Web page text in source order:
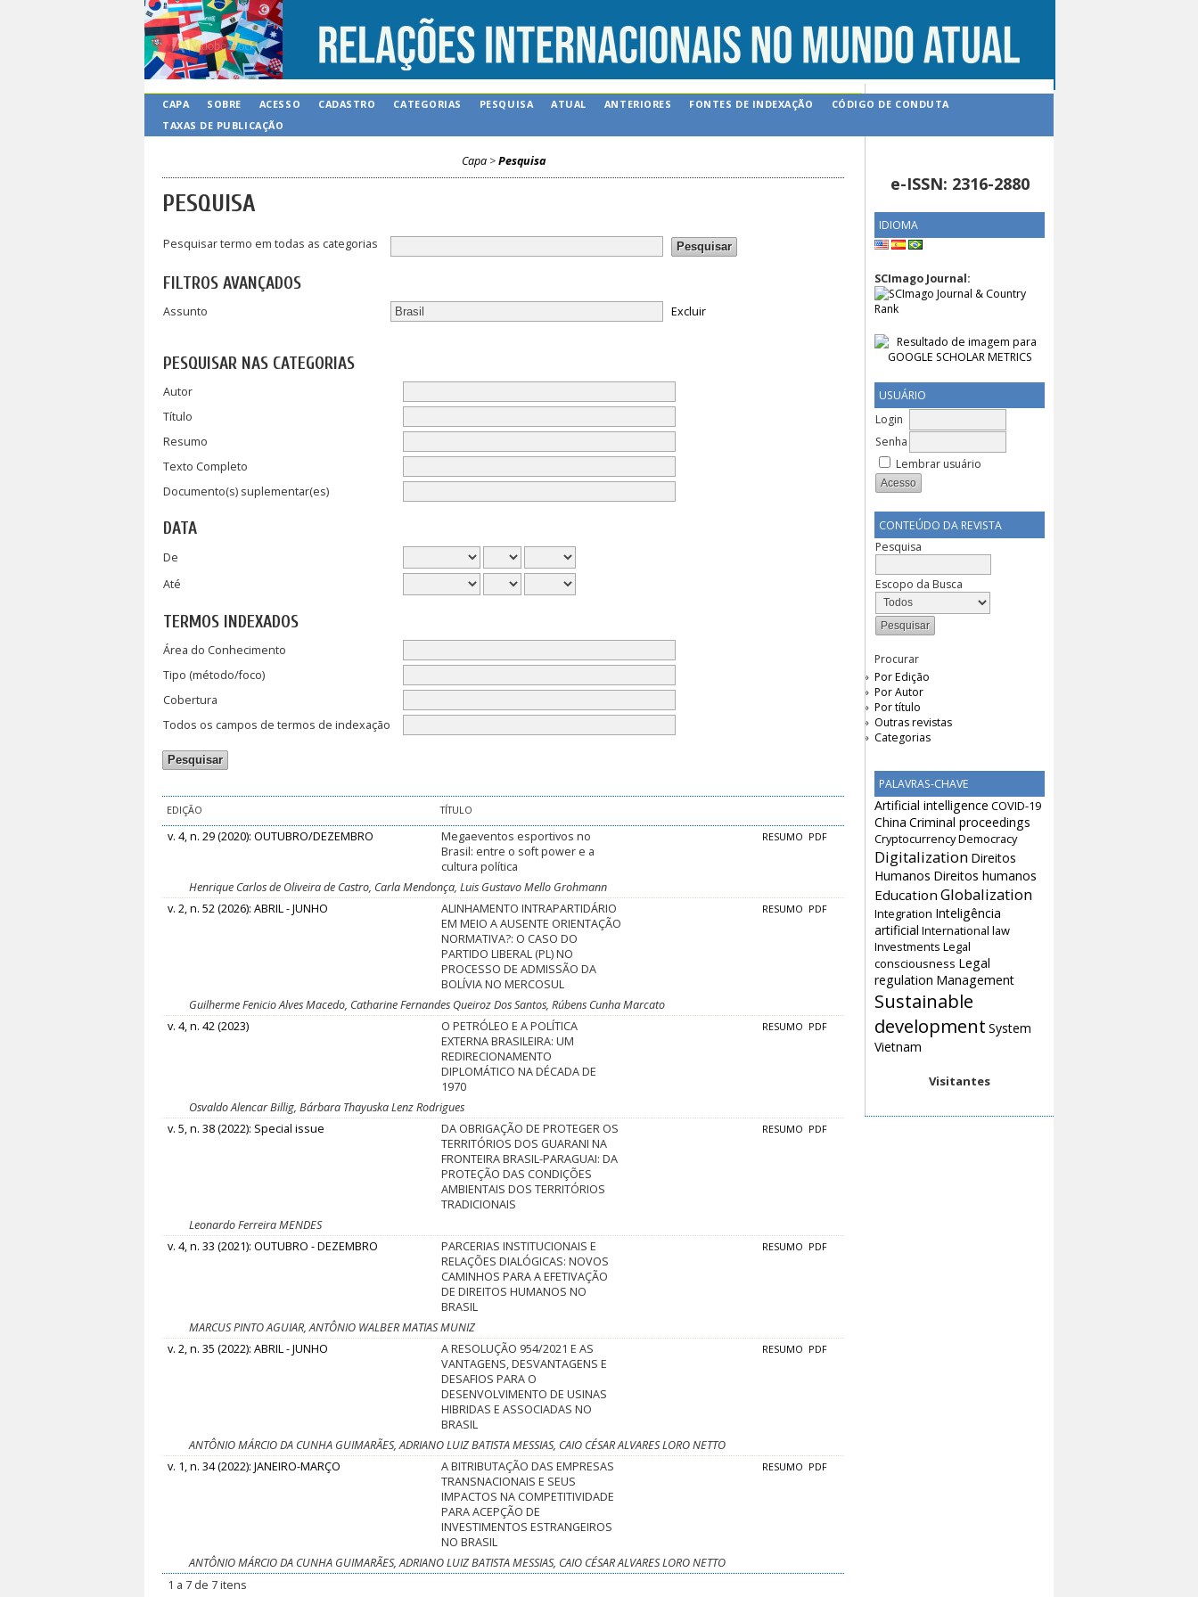
e-ISSN: 2316-2880
IDIOMA
SCImago Journal:
USUÁRIO
Login
Senha
Lembrar usuário
CONTEÚDO DA REVISTA
Pesquisa
Escopo da Busca
Procurar
Por Edição
Por Autor
Por título
Outras revistas
Categorias
PALAVRAS-CHAVE
Artificial intelligence COVID-19
China Criminal proceedings
CryptocurrencyDemocracy
Digitalization Direitos
Humanos Direitos humanos
Education Globalization
Integration Inteligência
artificial International law
Investments Legal
consciousness Legal
regulation Management
Sustainable
development System
Vietnam
Visitantes
CAPA SOBRE ACESSO CADASTRO CATEGORIAS PESQUISA ATUAL ANTERIORES FONTES DE INDEXAÇÃO
CÓDIGO DE CONDUTA
TAXAS DE PUBLICAÇÃO
Capa>Pesquisa
PESQUISA
Pesquisar termo em todas as categorias
FILTROS AVANÇADOS
Assunto Excluir
PESQUISAR NAS CATEGORIAS
Autor
Título
Resumo
Texto Completo
Documento(s) suplementar(es)
DATA
De
Até
TERMOS INDEXADOS
Área do Conhecimento
Tipo (método/foco)
Cobertura
Todos os campos de termos de indexação
EDIÇÃO TÍTULO
v. 4, n. 29 (2020): OUTUBRO/DEZEMBRO
Megaeventos esportivos no
Brasil: entre o soft power e a
cultura política
RESUMO PDF
Henrique Carlos de Oliveira de Castro, Carla Mendonça, Luis Gustavo Mello Grohmann
v. 2, n. 52 (2026): ABRIL - JUNHO
ALINHAMENTO INTRAPARTIDÁRIO
EM MEIO A AUSENTE ORIENTAÇÃO
NORMATIVA?: O CASO DO
PARTIDO LIBERAL (PL) NO
PROCESSO DE ADMISSÃO DA
BOLÍVIA NO MERCOSUL
RESUMO PDF
Guilherme Fenicio Alves Macedo, Catharine Fernandes Queiroz Dos Santos, Rúbens Cunha Marcato
v. 4, n. 42 (2023)
O PETRÓLEO E A POLÍTICA
EXTERNA BRASILEIRA: UM
REDIRECIONAMENTO
DIPLOMÁTICO NA DÉCADA DE
1970
RESUMO PDF
Osvaldo Alencar Billig, Bárbara Thayuska Lenz Rodrigues
v. 5, n. 38 (2022): Special issue
DA OBRIGAÇÃO DE PROTEGER OS
TERRITÓRIOS DOS GUARANI NA
FRONTEIRA BRASIL-PARAGUAI: DA
PROTEÇÃO DAS CONDIÇÕES
AMBIENTAIS DOS TERRITÓRIOS
TRADICIONAIS
RESUMO PDF
Leonardo Ferreira MENDES
v. 4, n. 33 (2021): OUTUBRO - DEZEMBRO
PARCERIAS INSTITUCIONAIS E
RELAÇÕES DIALÓGICAS: NOVOS
CAMINHOS PARA A EFETIVAÇÃO
DE DIREITOS HUMANOS NO
BRASIL
RESUMO PDF
MARCUS PINTO AGUIAR, ANTÔNIO WALBER MATIAS MUNIZ
v. 2, n. 35 (2022): ABRIL - JUNHO
A RESOLUÇÃO 954/2021 E AS
VANTAGENS, DESVANTAGENS E
DESAFIOS PARA O
DESENVOLVIMENTO DE USINAS
HIBRIDAS E ASSOCIADAS NO
BRASIL
RESUMO PDF
ANTÔNIO MÁRCIO DA CUNHA GUIMARÃES, ADRIANO LUIZ BATISTA MESSIAS, CAIO CÉSAR ALVARES LORO NETTO
v. 1, n. 34 (2022): JANEIRO-MARÇO
A BITRIBUTAÇÃO DAS EMPRESAS
TRANSNACIONAIS E SEUS
IMPACTOS NA COMPETITIVIDADE
PARA ACEPÇÃO DE
INVESTIMENTOS ESTRANGEIROS
NO BRASIL
RESUMO PDF
ANTÔNIO MÁRCIO DA CUNHA GUIMARÃES, ADRIANO LUIZ BATISTA MESSIAS, CAIO CÉSAR ALVARES LORO NETTO
1 a 7 de 7 itens